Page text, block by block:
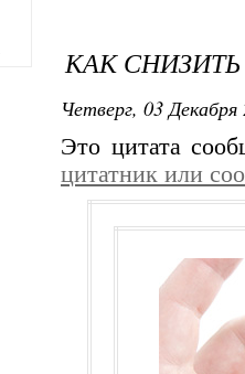
КАК
Четверг, 03
Это цитата
цитатник или